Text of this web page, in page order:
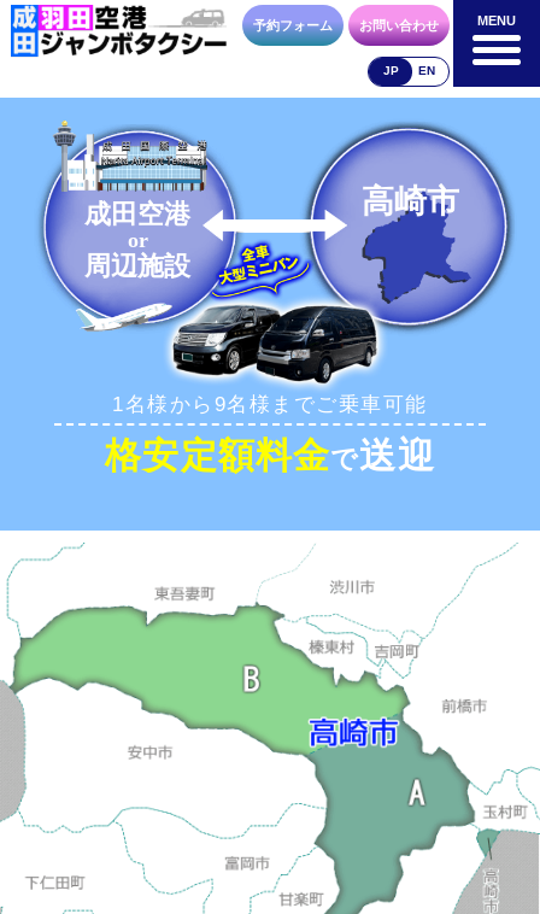
MENU
成田空港
料金表
空港送迎以外
料金表
車種・荷物 お支払方法 合流方法
お問合せ 予約フォーム
予約フォーム お問い合わせ
JP EN
MENU
成田空港
or
周辺施設
高崎市
1名様から9名様までご乗車可能
格安定額料金で送迎